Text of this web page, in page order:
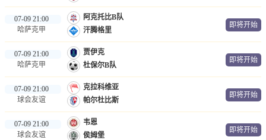
07-09 21:00
哈萨克甲
阿克托比B队
汗腾格里
即将开始
07-09 21:00
哈萨克甲
贾伊克
杜保尔B队
即将开始
07-09 21:00
球会友谊
克拉科维亚
帕尔杜比斯
即将开始
07-09 21:00
球会友谊
韦恩
侯姆堡
即将开始